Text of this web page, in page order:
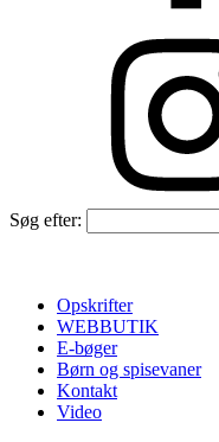
Søg efter:
Opskrifter
WEBBUTIK
E-bøger
Børn og spisevaner
Kontakt
Video